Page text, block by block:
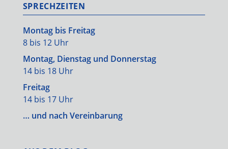
SPRECHZEITEN
Montag bis Freitag
8 bis 12 Uhr
Montag, Dienstag und Donnerstag
14 bis 18 Uhr
Freitag
14 bis 17 Uhr
… und nach Vereinbarung